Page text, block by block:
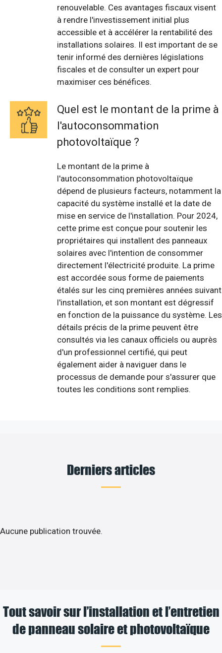
renouvelable. Ces avantages fiscaux visent
à rendre l'investissement initial plus
accessible et à accélérer la rentabilité des
installations solaires. Il est important de se
tenir informé des dernières législations
fiscales et de consulter un expert pour
maximiser ces bénéfices.
Quel est le montant de la prime à
l'autoconsommation
photovoltaïque ?
Le montant de la prime à
l'autoconsommation photovoltaïque
dépend de plusieurs facteurs, notamment la
capacité du système installé et la date de
mise en service de l'installation. Pour 2024,
cette prime est conçue pour soutenir les
propriétaires qui installent des panneaux
solaires avec l'intention de consommer
directement l'électricité produite. La prime
est accordée sous forme de paiements
étalés sur les cinq premières années suivant
l'installation, et son montant est dégressif
en fonction de la puissance du système. Les
détails précis de la prime peuvent être
consultés via les canaux officiels ou auprès
d'un professionnel certifié, qui peut
également aider à naviguer dans le
processus de demande pour s'assurer que
toutes les conditions sont remplies.
Derniers articles
Aucune publication trouvée.
Tout savoir sur l’installation et l’entretien
de panneau solaire et photovoltaïque